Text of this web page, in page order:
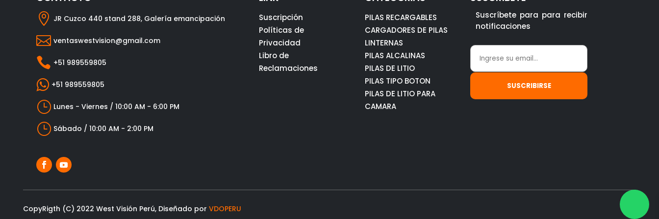
 JR Cuzco 440 stand 288, Galería emancipación
 ventaswestvision@gmail.com
 +51 989559805
 +51 989559805
} Lunes - Viernes / 10:00 AM - 6:00 PM
} Sábado / 10:00 AM - 2:00 PM
Suscripción
Políticas de
Privacidad
Libro de
Reclamaciones
PILAS RECARGABLES
CARGADORES DE PILAS
LINTERNAS
PILAS ALCALINAS
PILAS DE LITIO
PILAS TIPO BOTON
PILAS DE LITIO PARA
CAMARA
Suscríbete para para recibir
notificaciones
CopyRigth (C) 2022 West Visión Perú, Diseñado porVDOPERU